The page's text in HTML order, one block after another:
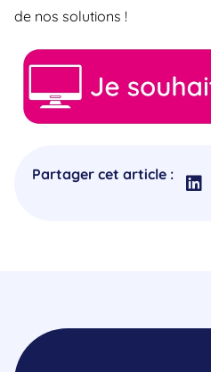
de nos solutions !
Partager cet article :